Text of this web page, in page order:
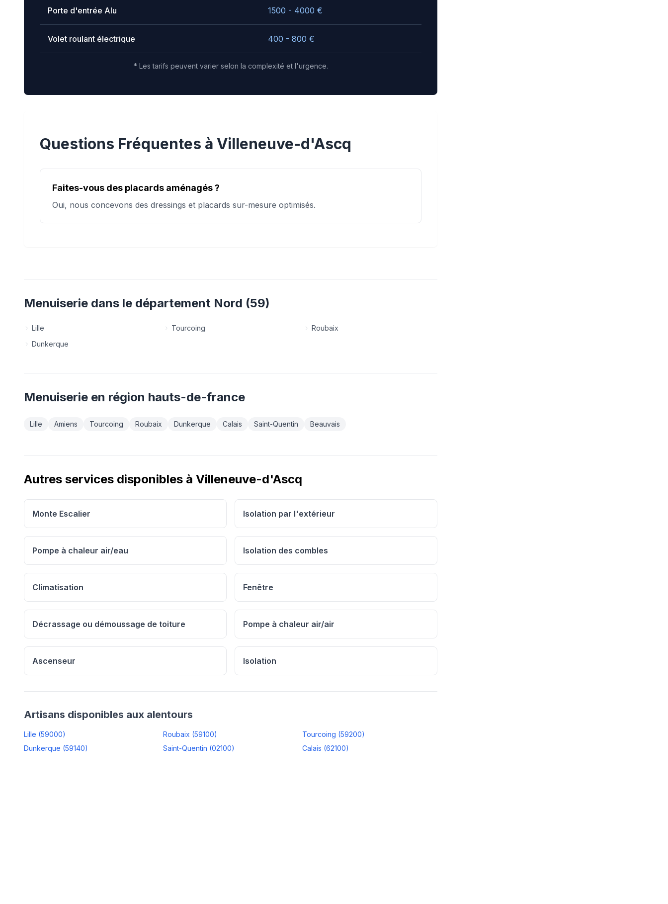
Porte d'entrée Alu 1500 - 4000 €
Volet roulant électrique 400 - 800 €
* Les tarifs peuvent varier selon la complexité et l'urgence.
Questions Fréquentes à Villeneuve-d'Ascq
Faites-vous des placards aménagés ?
Oui, nous concevons des dressings et placards sur-mesure optimisés.
Menuiserie dans le département Nord (59)
Lille Tourcoing
Roubaix
Dunkerque
Menuiserie en région hauts-de-france
Lille Amiens Tourcoing Roubaix Dunkerque Calais Saint-Quentin Beauvais
Autres services disponibles à Villeneuve-d'Ascq
Monte Escalier Isolation par l'extérieur
Pompe à chaleur air/eau Isolation des combles
Climatisation Fenêtre
Décrassage ou démoussage de toiture Pompe à chaleur air/air
Ascenseur Isolation
Artisans disponibles aux alentours
Lille (59000) Roubaix (59100) Tourcoing (59200)
Dunkerque (59140) Saint-Quentin (02100) Calais (62100)